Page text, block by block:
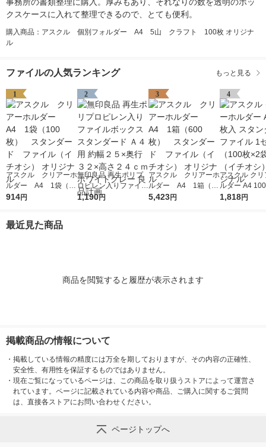
事務所の書類整理に購入。厚みもあり、それなりの数を透明のボッ
クスケースに入れて整理できるので、とても便利。
購入商品：アスクル 個別フォルダー A4 5山 クラフト 100枚 オリジナ
ル
ファイルの人気ランキング もっと見る
1
アスクル クリアーホ
ルダー A4 1袋（10
0枚） スタンダー
914円
2
無印良品 再生ポリプ
ロピレン入りファイル
ボックススタンダード
1,190円
3
アスクル クリアーホ
ルダー A4 1箱（60
0枚） スタンダー
5,423円
4
アスクル ク
ルダー A4
タンダード
1,818円
最近見た商品
商品を閲覧すると履歴が表示されます
掲載商品の情報について
・ 掲載している情報の精度には万全を期しておりますが、その内容の正確性、
安全性、有用性を保証するものではありません。
・ 現在ご覧になっているページは、この商品を取り扱うストアによって運営さ
れています。ページに記載されている内容や商品、ご購入に関するご質問
は、直接各ストアにお問い合わせください。
ページトップへ